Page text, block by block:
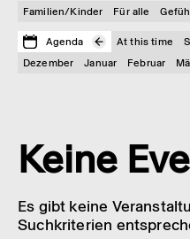
Familien/Kinder Für alle
Agenda At this time
Dezember
Januar Februar
Keine
Es gibt keine
Suchkriterien